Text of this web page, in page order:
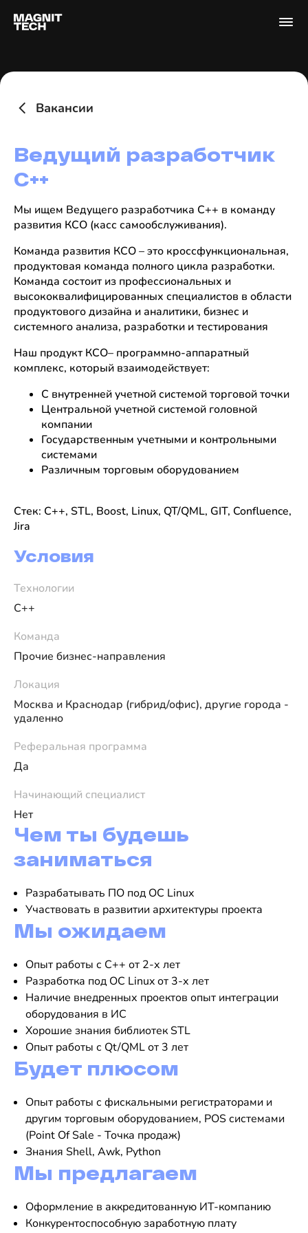
Вакансии
Ведущий разработчик
C++
Мы ищем Ведущего разработчика C++ в команду
развития КСО (касс самообслуживания).
Команда развития КСО – это кроссфункциональная,
продуктовая команда полного цикла разработки.
Команда состоит из профессиональных и
высококвалифицированных специалистов в области
продуктового дизайна и аналитики, бизнес и
системного анализа, разработки и тестирования
Наш продукт КСО– программно-аппаратный
комплекс, который взаимодействует:
С внутренней учетной системой торговой точки
Центральной учетной системой головной
компании
Государственным учетными и контрольными
системами
Различным торговым оборудованием
Стек: C++, STL, Boost, Linux, QT/QML, GIT, Confluence,
Jira
Условия
Технологии
C++
Команда
Прочие бизнес-направления
Локация
Москва и Краснодар (гибрид/офис), другие города -
удаленно
Реферальная программа
Да
Начинающий специалист
Нет
Чем ты будешь
заниматься
Разрабатывать ПО под ОС Linux
Участвовать в развитии архитектуры проекта
Мы ожидаем
Опыт работы с С++ от 2-х лет
Разработка под ОС Linux от 3-х лет
Наличие внедренных проектов опыт интеграции
оборудования в ИС
Хорошие знания библиотек STL
Опыт работы с Qt/QML от 3 лет
Будет плюсом
Опыт работы с фискальными регистраторами и
другим торговым оборудованием, POS системами
(Point Of Sale - Точка продаж)
Знания Shell, Awk, Python
Мы предлагаем
Оформление в аккредитованную ИТ-компанию
Конкурентоспособную заработную плату